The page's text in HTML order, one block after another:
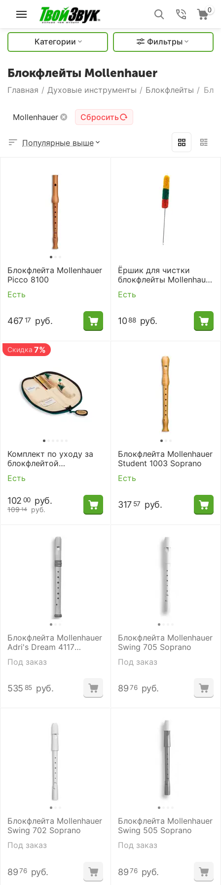
0
Категории Фильтры
Блокфлейты Mollenhauer
Главная / Духовые инструменты / Блокфлейты /
Mollenhauer Сбросить
Популярные выше
Блокфлейта Mollenhauer
Picco 8100
Есть
467 17 руб.
Ёршик для чистки
блокфлейты Mollenhauer
6151
Есть
1088 руб.
Скидка 7%
Комплект по уходу за
блокфлейтой
Есть
109 14 руб.
102 00 руб.
Блокфлейта Mollenhauer
Student 1003 Soprano
Есть
317 57 руб.
Блокфлейта Mollenhauer
Adri's Dream 4117
Под заказ
535 85 руб.
Блокфлейта Mollenhauer
Swing 705 Soprano
Под заказ
8976 руб.
Блокфлейта Mollenhauer
Swing 702 Soprano
Под заказ
8976 руб.
Блокфлейта Mollenhauer
Swing 505 Soprano
Под заказ
8976 руб.